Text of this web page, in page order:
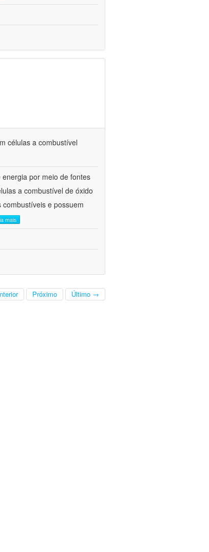
células a combustível
por meio de fontes
a combustível de óxido
e possuem
mais
Próximo Último →